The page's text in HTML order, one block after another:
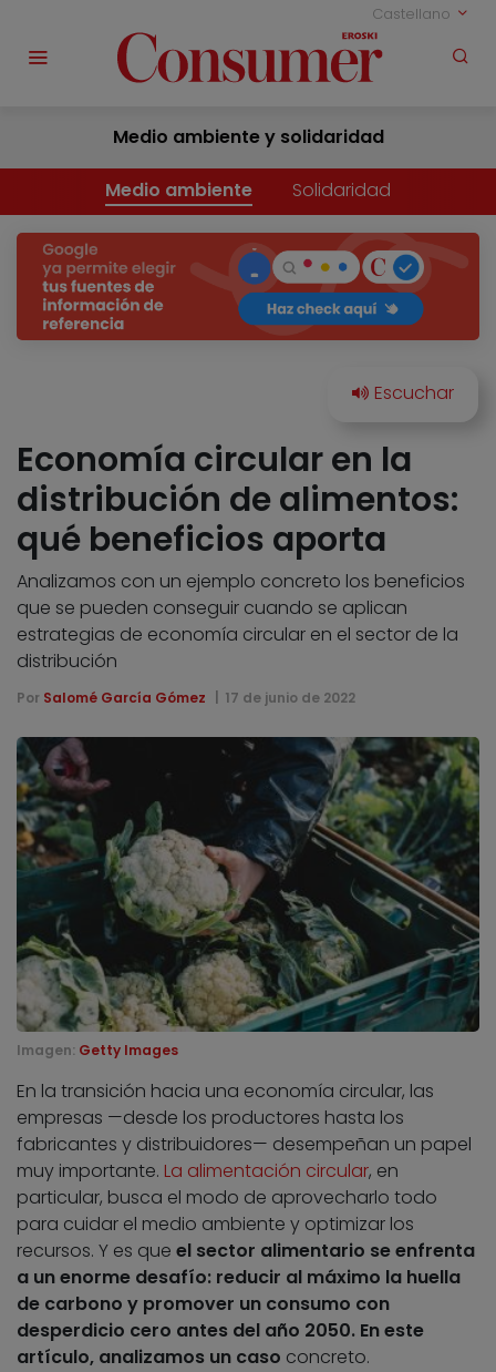
Castellano
Medio ambiente y solidaridad
Medio ambiente Solidaridad
Economía circular en la
distribución de alimentos:
qué beneficios aporta
Analizamos con un ejemplo concreto los beneficios
que se pueden conseguir cuando se aplican
estrategias de economía circular en el sector de la
distribución
Por Salomé García Gómez 17 de junio de 2022
Imagen: Getty Images
En la transición hacia una economía circular, las
empresas —desde los productores hasta los
fabricantes y distribuidores— desempeñan un papel
muy importante. La alimentación circular, en
particular, busca el modo de aprovecharlo todo
para cuidar el medio ambiente y optimizar los
recursos. Y es que el sector alimentario se enfrenta
a un enorme desafío: reducir al máximo la huella
de carbono y promover un consumo con
desperdicio cero antes del año 2050. En este
artículo, analizamos un caso concreto.